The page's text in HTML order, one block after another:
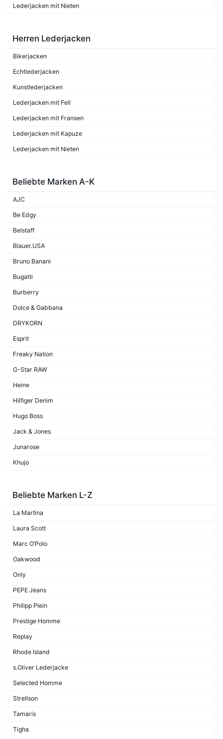
Lederjacken mit Nieten
Herren Lederjacken
Bikerjacken
Echtlederjacken
Kunstlederjacken
Lederjacken mit Fell
Lederjacken mit Fransen
Lederjacken mit Kapuze
Lederjacken mit Nieten
Beliebte Marken A-K
AJC
Be Edgy
Belstaff
Blauer.USA
Bruno Banani
Bugatti
Burberry
Dolce & Gabbana
DRYKORN
Esprit
Freaky Nation
G-Star RAW
Heine
Hilfiger Denim
Hugo Boss
Jack & Jones
Junarose
Khujo
Beliebte Marken L-Z
La Martina
Laura Scott
Marc O’Polo
Oakwood
Only
PEPE Jeans
Philipp Plein
Prestige Homme
Replay
Rhode Island
s.Oliver Lederjacke
Selected Homme
Strellson
Tamaris
Tigha